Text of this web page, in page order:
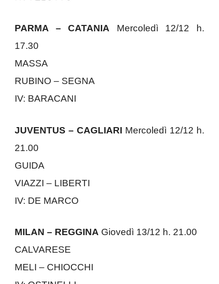
PARMA – CATANIA Mercoledì 12/12 h.
17.30
MASSA
RUBINO – SEGNA
IV: BARACANI
JUVENTUS – CAGLIARI Mercoledì 12/12 h.
21.00
GUIDA
VIAZZI – LIBERTI
IV: DE MARCO
MILAN – REGGINA Giovedì 13/12 h. 21.00
CALVARESE
MELI – CHIOCCHI